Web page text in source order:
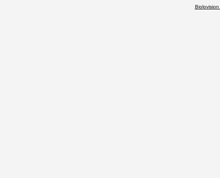
Biolovision